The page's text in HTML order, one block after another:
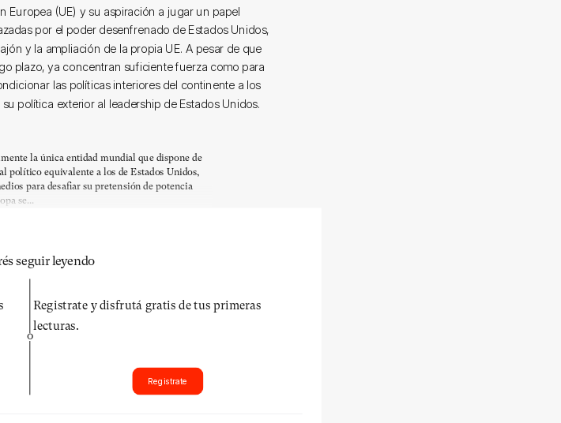
Europea (UE) y su aspiración a jugar un papel
por el poder desenfrenado de Estados Unidos,
y la ampliación de la propia UE. A pesar de que
plazo, ya concentran suficiente fuerza como para
las políticas interiores del continente a los
política exterior al leadership de Estados Unidos.
la única entidad mundial que dispone de
político equivalente a los de Estados Unidos,
para desafiar su pretensión de potencia
se...
seguir leyendo
O
Registrate y disfrutá gratis de tus primeras
lecturas.
Registrate